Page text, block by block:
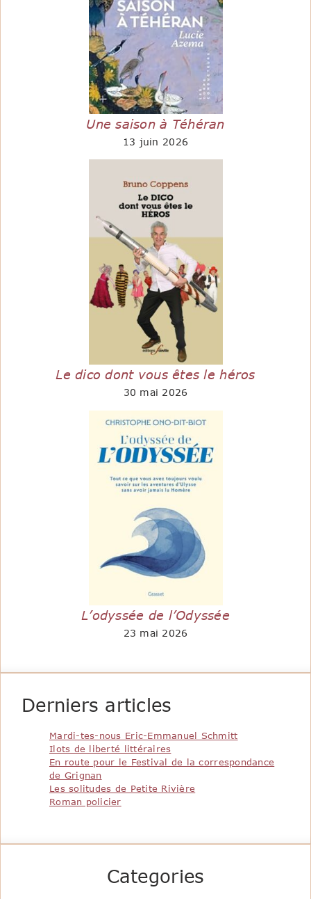
Une saison à Téhéran
13 juin 2026
Le dico dont vous êtes le héros
30 mai 2026
L’odyssée de l’Odyssée
23 mai 2026
Derniers articles
Mardi-tes-nous Eric-Emmanuel Schmitt
Ilots de liberté littéraires
En route pour le Festival de la correspondance
de Grignan
Les solitudes de Petite Rivière
Roman policier
Categories